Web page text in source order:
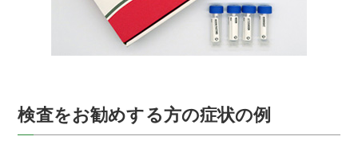
検査をお勧めする方の症状の例